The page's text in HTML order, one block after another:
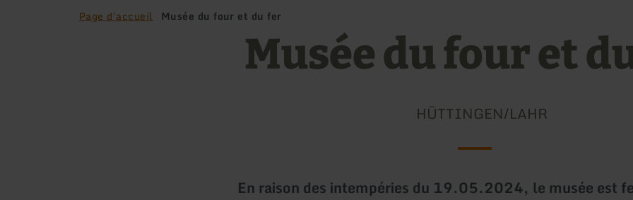
Page d'accueil Musée du four et du fer
Musée du four et
HÜTTINGEN/LAHR
En raison des intempéries du 19.05.2024, le musée est